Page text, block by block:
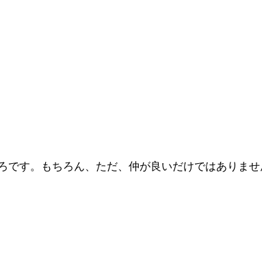
す。もちろん、ただ、仲が良いだけではありま